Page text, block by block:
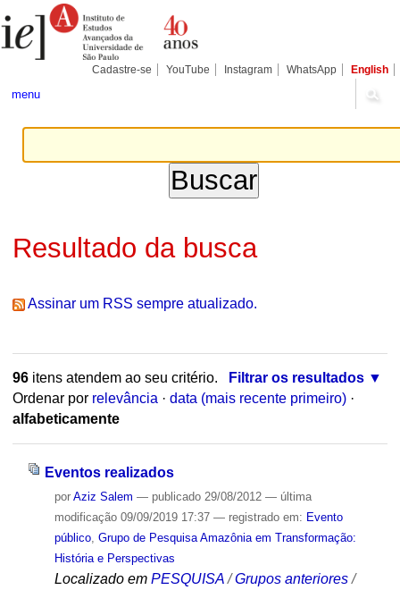
para
conteúdo.
Pessoais
Cadastre-se YouTube Instagram WhatsApp English
menu
Resultado da busca
Assinar um RSS sempre atualizado.
96itens atendem ao seu critério.
Filtrar os resultados
Ordenar por relevância · data (mais recente primeiro) ·
alfabeticamente
Eventos realizados
por Aziz Salem — publicado29/08/2012 — última
modificação09/09/2019 17:37 — registrado em: Evento
público, Grupo de Pesquisa Amazônia em Transformação:
História e Perspectivas
Localizado em PESQUISA /Grupos anteriores /